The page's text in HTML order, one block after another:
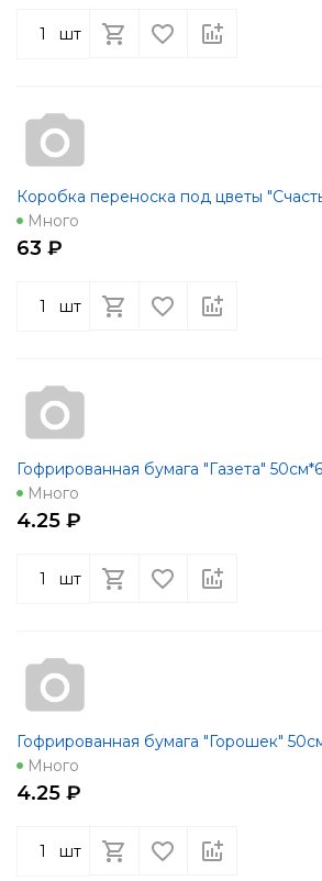
шт
Коробка переноска под цветы
Много
63 ₽
шт
Гофрированная бумага "Газета"
Много
4.25 ₽
шт
Гофрированная бумага "Горошек"
Много
4.25 ₽
шт